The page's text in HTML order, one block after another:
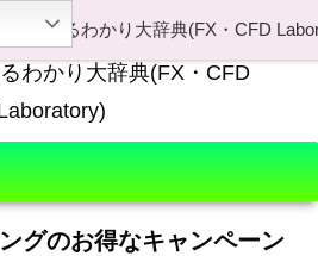
to FX・CFD Laboratory!
グのお得なキャンペーン